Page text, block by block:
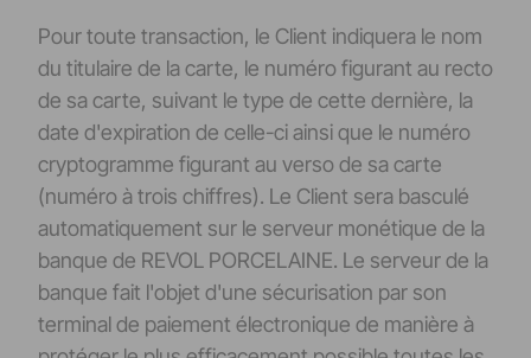
Pour toute transaction, le Client indiquera le nom
du titulaire de la carte, le numéro figurant au recto
de sa carte, suivant le type de cette dernière, la
date d'expiration de celle-ci ainsi que le numéro
cryptogramme figurant au verso de sa carte
(numéro à trois chiffres). Le Client sera basculé
automatiquement sur le serveur monétique de la
banque de REVOL PORCELAINE. Le serveur de la
banque fait l'objet d'une sécurisation par son
terminal de paiement électronique de manière à